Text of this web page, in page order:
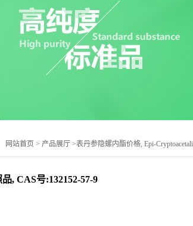
网站首页 > 产品展厅 >表丹参隐螺内酯价格, Epi-
, CAS号:132152-57-9